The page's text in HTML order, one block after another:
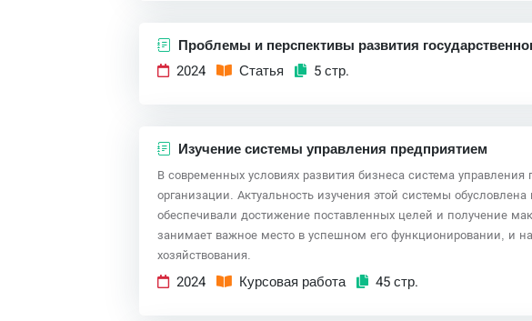
Проблемы и перспективы развития
2024
Статья 5 стр.
Изучение системы управления предприятием
В современных условиях развития бизнеса система
организации. Актуальность изучения этой системы
обеспечивали достижение поставленных целей и получение
занимает важное место в успешном его функционировании, и
хозяйствования.
2024 Курсовая работа 45 стр.